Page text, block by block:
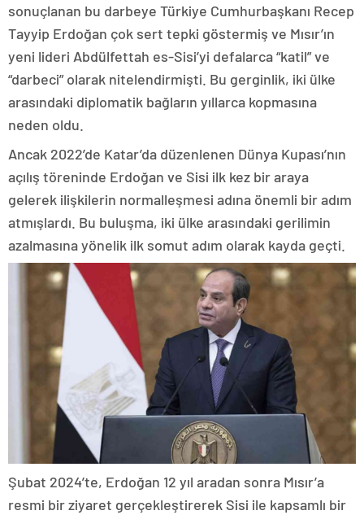
sonuçlanan bu darbeye Türkiye Cumhurbaşkanı Recep
Tayyip Erdoğan çok sert tepki göstermiş ve Mısır’ın
yeni lideri Abdülfettah es-Sisi’yi defalarca “katil” ve
“darbeci” olarak nitelendirmişti. Bu gerginlik, iki ülke
arasındaki diplomatik bağların yıllarca kopmasına
neden oldu.
Ancak 2022’de Katar’da düzenlenen Dünya Kupası’nın
açılış töreninde Erdoğan ve Sisi ilk kez bir araya
gelerek ilişkilerin normalleşmesi adına önemli bir adım
atmışlardı. Bu buluşma, iki ülke arasındaki gerilimin
azalmasına yönelik ilk somut adım olarak kayda geçti.
Şubat 2024’te, Erdoğan 12 yıl aradan sonra Mısır’a
resmi bir ziyaret gerçekleştirerek Sisi ile kapsamlı bir